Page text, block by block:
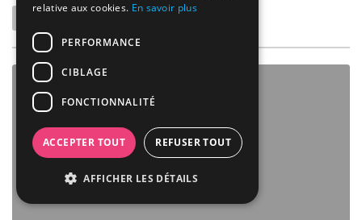
relative aux cookies. En savoir plus
PERFORMANCE
CIBLAGE
FONCTIONNALITÉ
ACCEPTER TOUT REFUSER TOUT
AFFICHER LES DÉTAILS